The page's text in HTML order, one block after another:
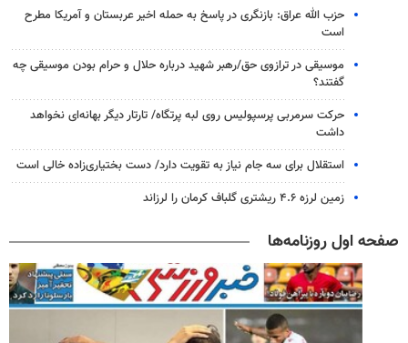
حزب الله عراق: بازنگری در پاسخ به حمله اخیر عربستان و آمریکا مطرح
است
موسیقی در ترازوی حق/رهبر شهید درباره حلال و حرام بودن موسیقی چه
گفتند؟
حرکت سرمربی پرسپولیس روی لبه پرتگاه/ تارتار دیگر بهانه‌ای نخواهد
داشت
استقلال برای سه جام نیاز به تقویت دارد/ دست بختیاری‌زاده خالی است
زمین لرزه ۴.۶ ریشتری گلباف کرمان را لرزاند
صفحه اول روزنامه‌ها